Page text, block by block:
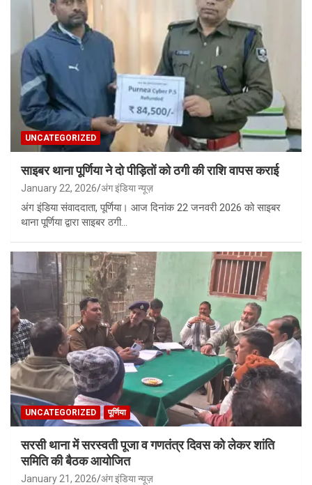
UNCATEGORIZED
साइबर थाना पूर्णिया ने दो पीड़ितों को ठगी की राशि वापस कराई
January 22, 2026 अंग इंडिया न्यूज़
अंग इंडिया संवाददाता, पूर्णिया। आज दिनांक 22 जनवरी 2026 को साइबर
थाना पूर्णिया द्वारा साइबर ठगी…
UNCATEGORIZED पूर्णिया
सरसी थाना में सरस्वती पूजा व गणतंत्र दिवस को लेकर शांति
समिति की बैठक आयोजित
January 21, 2026 अंग इंडिया न्यूज़